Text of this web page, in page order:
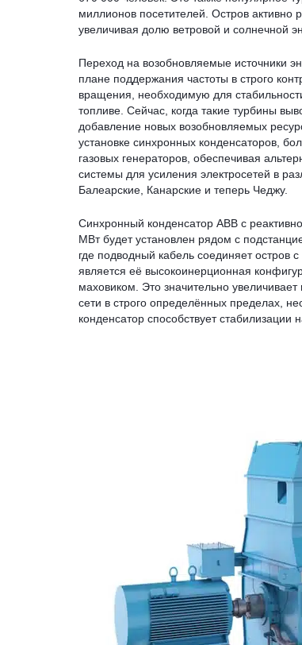
миллионов посетителей. Остров активно
увеличивая долю ветровой и солнечной
Переход на возобновляемые источники
плане поддержания частоты в строго
вращения, необходимую для
топливе. Сейчас, когда такие турбины
добавление новых возобновляемых
установке синхронных конденсаторов,
газовых генераторов, обеспечивая
системы для усиления электросетей в
Балеарские, Канарские и теперь Чеджу.
Синхронный конденсатор ABB с
МВт будет установлен рядом с
где подводный кабель соединяет
является её высокоинерционная
маховиком. Это значительно
сети в строго определённых пределах,
конденсатор способствует стабилизации